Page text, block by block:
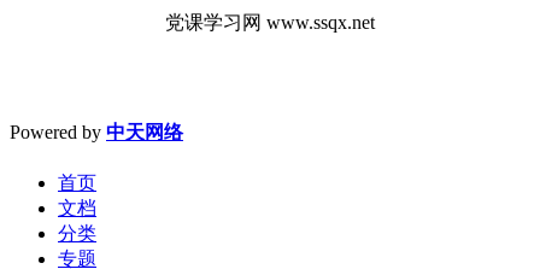
党课学习网 www.ssqx.net
Powered by 中天网络
首页
文档
分类
专题